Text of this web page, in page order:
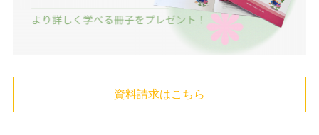
資料請求はこちら